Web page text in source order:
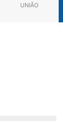
UNIÃO